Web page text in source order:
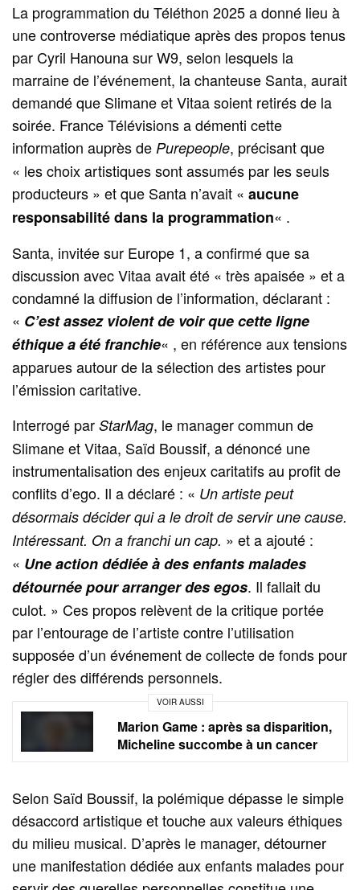
La programmation du Téléthon 2025 a donné lieu à
une controverse médiatique après des propos tenus
par Cyril Hanouna sur W9, selon lesquels la
marraine de l’événement, la chanteuse Santa, aurait
demandé que Slimane et Vitaa soient retirés de la
soirée. France Télévisions a démenti cette
information auprès de Purepeople, précisant que
« les choix artistiques sont assumés par les seuls
producteurs » et que Santa n’avait «aucune
responsabilité dans la programmation« .
Santa, invitée sur Europe 1, a confirmé que sa
discussion avec Vitaa avait été « très apaisée » et a
condamné la diffusion de l’information, déclarant :
« C’est assez violent de voir que cette ligne
éthique a été franchie« , en référence aux tensions
apparues autour de la sélection des artistes pour
l’émission caritative.
Interrogé parStarMag, le manager commun de
Slimane et Vitaa, Saïd Boussif, a dénoncé une
instrumentalisation des enjeux caritatifs au profit de
conflits d’ego. Il a déclaré : « Un artiste peut
désormais décider qui a le droit de servir une cause.
Intéressant. On a franchi un cap. » et a ajouté :
« Une action dédiée à des enfants malades
détournée pour arranger des egos. Il fallait du
culot. » Ces propos relèvent de la critique portée
par l’entourage de l’artiste contre l’utilisation
supposée d’un événement de collecte de fonds pour
régler des différends personnels.
VOIR AUSSI
Marion Game : après sa disparition,
Micheline succombe à un cancer
Selon Saïd Boussif, la polémique dépasse le simple
désaccord artistique et touche aux valeurs éthiques
du milieu musical. D’après le manager, détourner
une manifestation dédiée aux enfants malades pour